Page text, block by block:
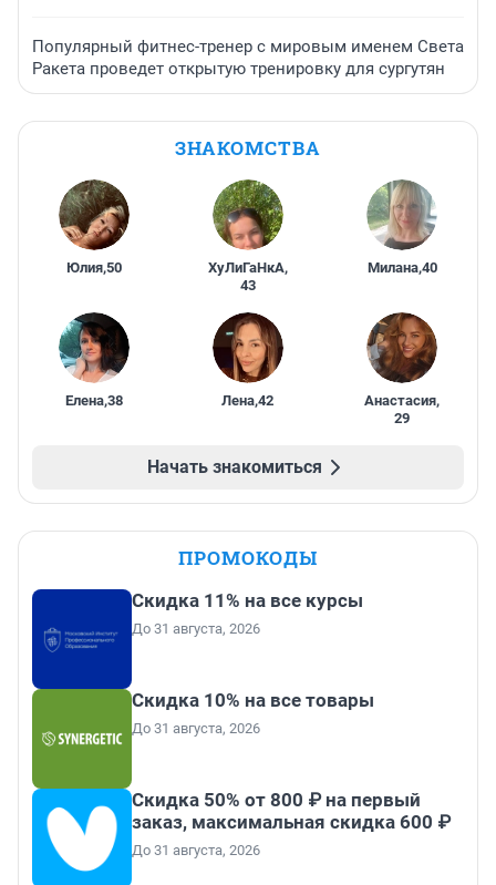
Популярный фитнес-тренер с мировым именем Света
Ракета проведет открытую тренировку для сургутян
ЗНАКОМСТВА
Юлия,50 ХуЛиГаНкА,
43
Милана,40
Елена,38 Лена,42 Анастасия,
29
Начать знакомиться
ПРОМОКОДЫ
Скидка 11% на все курсы
До 31 августа, 2026
Скидка 10% на все товары
До 31 августа, 2026
Скидка 50% от 800 ₽ на первый
заказ, максимальная скидка 600 ₽
До 31 августа, 2026